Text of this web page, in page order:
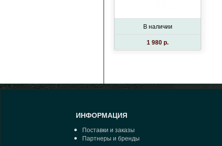
В наличии
1 980 p.
ИНФОРМАЦИЯ
Поставки и заказы
Партнеры и бренды